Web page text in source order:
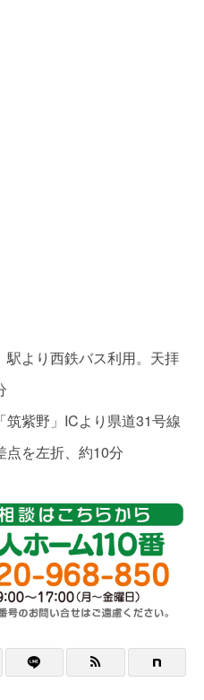
駅より西鉄バス利用。天拝
紫野」ICより県道31号線
点を左折、約10分